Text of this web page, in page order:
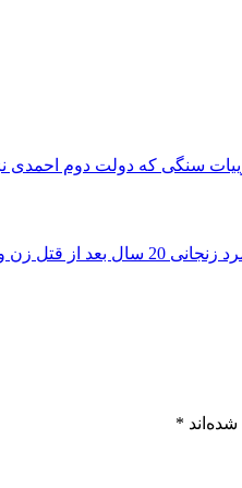
سنگی که دولت دوم احمدی‌
*